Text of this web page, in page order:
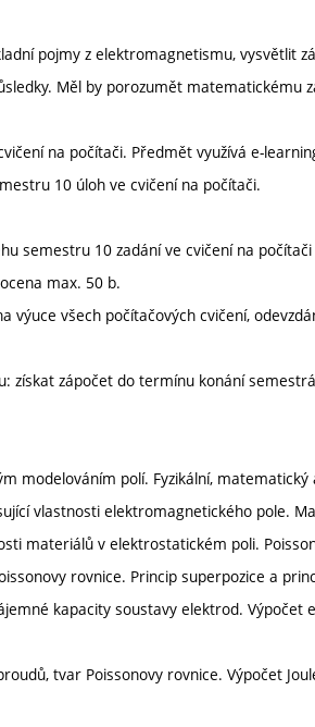
pojmy z elektromagnetismu, vysvětlit
Měl by porozumět matematickému
na počítači. Předmět využívá e-
10 úloh ve cvičení na počítači.
semestru 10 zadání ve cvičení na
max. 50 b.
výuce všech počítačových cvičení,
získat zápočet do termínu konání
modelováním polí. Fyzikální,
vlastnosti elektromagnetického pole.
materiálů v elektrostatickém poli.
rovnice. Princip superpozice a
kapacity soustavy elektrod. Výpočet
tvar Poissonovy rovnice. Výpočet